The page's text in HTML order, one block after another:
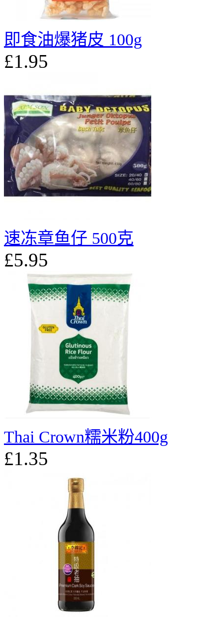
即食油爆猪皮 100g
£1.95
速冻章鱼仔 500克
£5.95
Thai Crown糯米粉400g
£1.35